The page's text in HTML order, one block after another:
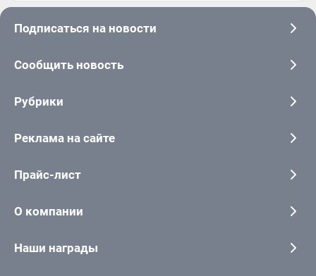
Подписаться на новости
Сообщить новость
Рубрики
Реклама на сайте
Прайс-лист
О компании
Наши награды